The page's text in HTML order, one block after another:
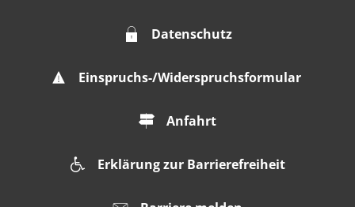
Datenschutz
Einspruchs-/Widerspruchsformular
Anfahrt
Erklärung zur Barrierefreiheit